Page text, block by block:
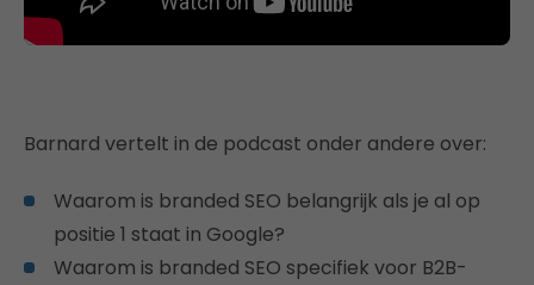
Barnard vertelt in de podcast onder andere over:
Waarom is branded SEO belangrijk als je al op
positie 1 staat in Google?
Waarom is branded SEO specifiek voor B2B-